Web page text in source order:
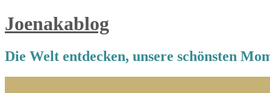
Joenakablog
Die Welt entdecken, unsere schönsten